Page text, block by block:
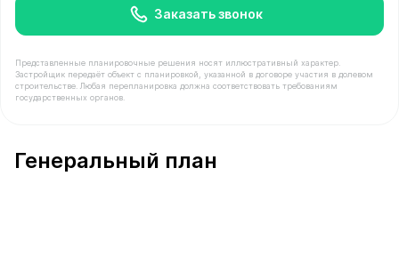
Заказать звонок
Представленные планировочные решения носят иллюстративный характер.
Застройщик передаёт объект с планировкой, указанной в договоре участия в долевом
строительстве. Любая перепланировка должна соответствовать требованиям
государственных органов.
Генеральный план